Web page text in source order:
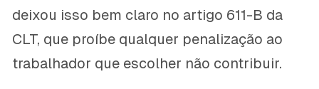
deixou isso bem claro no artigo 611-B da
CLT, que proíbe qualquer penalização ao
trabalhador que escolher não contribuir.